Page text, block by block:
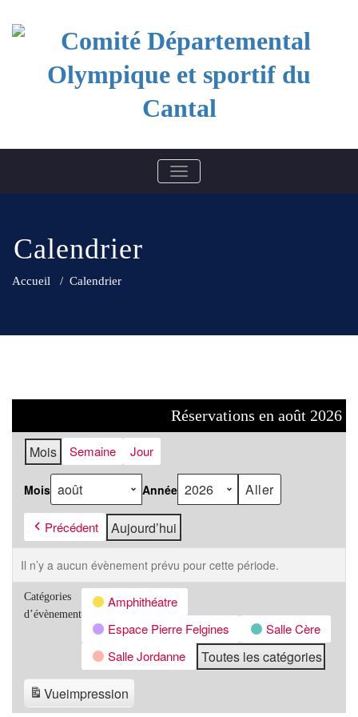
content
Comité Départemental
Olympique et sportif du
BASCULER LA NAVIGATION
Calendrier
Accueil / Calendrier
Réservations en août 2026
Mois Semaine Jour
Mois Année
Précédent Aujourd’hui
Il n’y a aucun évènement prévu pour cette période.
Catégories
d’évènement
Amphithéatre
Espace Pierre Felgines
Salle Cère
Salle Jordanne
Toutes les catégories
Vueimpression